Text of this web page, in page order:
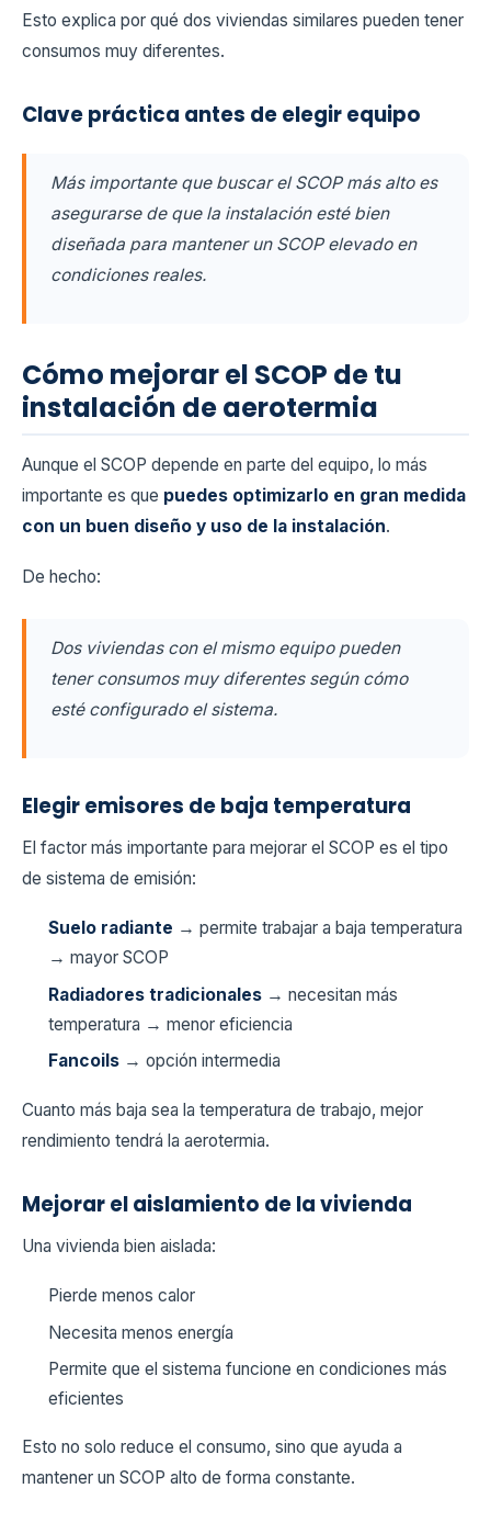
Esto explica por qué dos viviendas similares pueden tener
consumos muy diferentes.
Clave práctica antes de elegir equipo
Más importante que buscar el SCOP más alto es
asegurarse de que la instalación esté bien
diseñada para mantener un SCOP elevado en
condiciones reales.
Cómo mejorar el SCOP de tu
instalación de aerotermia
Aunque el SCOP depende en parte del equipo, lo más
importante es que puedes optimizarlo en gran medida
con un buen diseño y uso de la instalación.
De hecho:
Dos viviendas con el mismo equipo pueden
tener consumos muy diferentes según cómo
esté configurado el sistema.
Elegir emisores de baja temperatura
El factor más importante para mejorar el SCOP es el tipo
de sistema de emisión:
Suelo radiante → permite trabajar a baja temperatura
→ mayor SCOP
Radiadores tradicionales → necesitan más
temperatura → menor eficiencia
Fancoils → opción intermedia
Cuanto más baja sea la temperatura de trabajo, mejor
rendimiento tendrá la aerotermia.
Mejorar el aislamiento de la vivienda
Una vivienda bien aislada:
Pierde menos calor
Necesita menos energía
Permite que el sistema funcione en condiciones más
eficientes
Esto no solo reduce el consumo, sino que ayuda a
mantener un SCOP alto de forma constante.